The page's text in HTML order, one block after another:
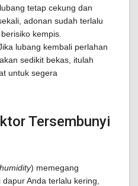
tetap cekung dan
adonan sudah terlalu
kempis.
lubang kembali perlahan
sedikit bekas, itulah
untuk segera
Tersembunyi
humidity) memegang
Anda terlalu kering,